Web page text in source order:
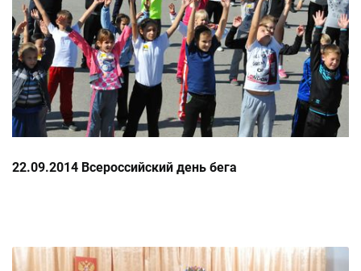
22.09.2014 Всероссийский день бега